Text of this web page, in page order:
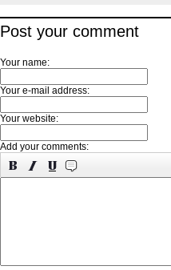
Post your comment
Your name:
Your e-mail address:
Your website:
Add your comments: